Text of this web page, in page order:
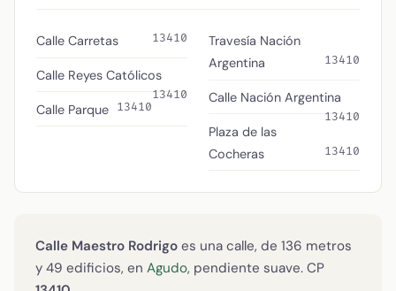
Calle Carretas 13410
Calle Reyes Católicos
13410
Calle Parque 13410
Travesía Nación
Argentina
13410
Calle Nación Argentina
13410
Plaza de las
Cocheras
13410
Calle Maestro Rodrigo es una calle, de 136 metros
y 49 edificios, en Agudo, pendiente suave. CP